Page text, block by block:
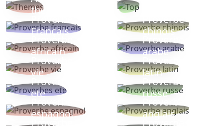
thèmes
Proverbe
Français
Proverbe
chinois
Proverbe
africain
Proverbe
arabe
Proverbe
vie
Proverbe
latin
Proverbes
ete
Proverbe
russe
Proverbe
espagnol
Proverbe
anglais
Proverbe
Proverbe